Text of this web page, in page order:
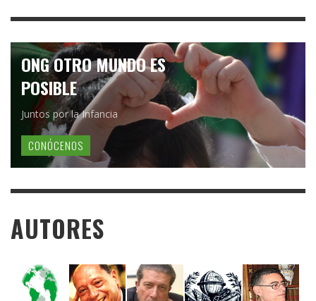
ONG OTRO MUNDO ES
POSIBLE
Juntos por la Infancia
CONÓCENOS
AUTORES